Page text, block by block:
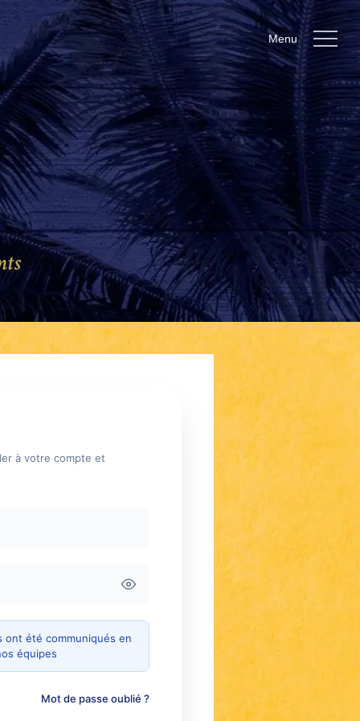
Menu
à votre compte et
ont été communiqués en
équipes
Mot de passe oublié ?